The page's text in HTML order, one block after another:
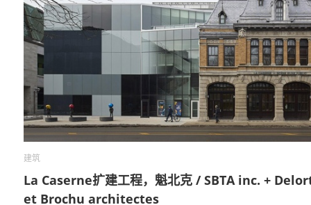
建筑
La Caserne扩建工程，魁北克 / SBTA inc. +
et Brochu architectes